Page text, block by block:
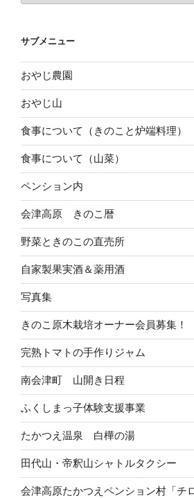
稿
サブメニュー
おやじ農園
おやじ山
食事について（きのこと炉端料理）
食事について（山菜）
ペンション内
会津高原 きのこ暦
野菜ときのこの直売所
自家製果実酒＆薬用酒
写真集
きのこ原木栽培オーナー会員募集！
完熟トマトの手作りジャム
南会津町 山開き日程
ふくしまっ子体験支援事業
たかつえ温泉 白樺の湯
田代山・帝釈山シャトルタクシー
会津高原たかつえペンション村「チ